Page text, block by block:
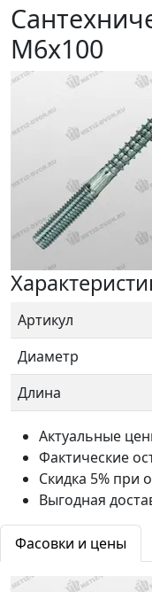
М6х100
Артикул
Диаметр
Длина
Актуальные
Фактические
Скидка 5% при
Выгодная
Фасовки и цены